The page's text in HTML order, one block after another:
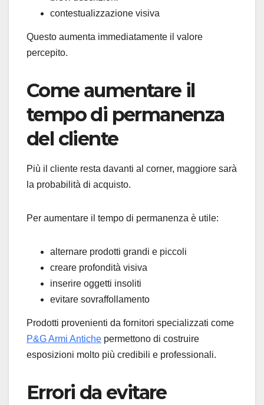
contestualizzazione visiva
Questo aumenta immediatamente il valore
percepito.
Come aumentare il
tempo di permanenza
del cliente
Più il cliente resta davanti al corner, maggiore sarà
la probabilità di acquisto.
Per aumentare il tempo di permanenza è utile:
alternare prodotti grandi e piccoli
creare profondità visiva
inserire oggetti insoliti
evitare sovraffollamento
Prodotti provenienti da fornitori specializzati come
P&G Armi Antiche permettono di costruire
esposizioni molto più credibili e professionali.
Errori da evitare